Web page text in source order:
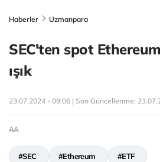
Haberler Uzmanpara
SEC'ten spot
ışık
23.07.2024 - 09:06 | Son Güncellenme:
AA
#SEC #Ethereum #ETF